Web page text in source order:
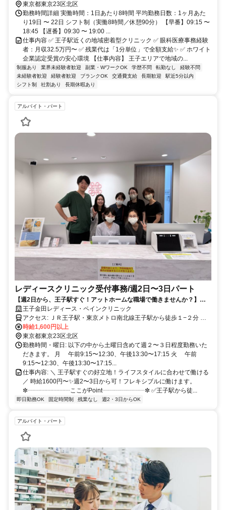
東京都東京23区北区
勤務時間詳細 実働時間：1日あたり8時間 平均勤務日数：1ヶ月あた
り19日 〜 22日 シフト制（実働8時間／休憩90分） 【早番】09:15 〜
18:45 【遅番】09:30 〜 19:00 ...
仕事内容 ✅ 王子駅近くの地域密着型クリニック ✅ 眼科医療事務経験
者：月収32.5万円〜 ✅ 残業代は「1分単位」で全額支給✨ ✅ ホワイト
企業認定受賞の安心環境 【仕事内容】 王子エリアで地域の...
制服あり 業界未経験者歓迎 副業・WワークOK 学歴不問 転勤なし
経験不問
未経験者歓迎
経験者歓迎 ブランクOK 交通費支給 長期歓迎
駅近5分以内
シフト制
社割あり 長期休暇あり
アルバイト・パート
レディースクリニック受付事務/週2日〜3日パート
【週2日から、王子駅すぐ！アットホームな職場で働きませんか？】ド
クターズコスメ社割り有り！
王子金田レディース・ペインクリニック
アクセス: ＪＲ王子駅・東京メトロ南北線王子駅から徒歩１−２分 都
電荒川線王子駅前より徒歩５分
時給1,600円以上
東京都東京23区北区
勤務時間・曜日: 以下の中から土曜日含めて週２〜３日程度勤務いた
だきます。 月 午前9:15〜12:30、午後13:30〜17:15 火 午前
9:15〜12:30、午後13:30〜17:15...
仕事内容: ＼ 王子駅すぐの好立地！ライフスタイルに合わせて働ける
／ 時給1600円〜✨週2〜3日から可！フレキシブルに働けます。
✼┈┈┈┈┈┈┈ここがPoint┈┈┈┈┈┈┈✼ ✅王子駅から徒...
即日勤務OK 固定時間制 残業なし 週2・3日からOK
アルバイト・パート